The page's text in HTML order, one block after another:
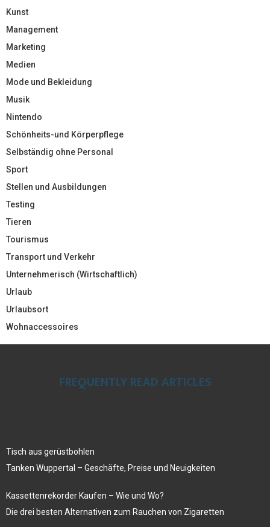
Kunst
Management
Marketing
Medien
Mode und Bekleidung
Musik
Nintendo
Schönheits-und Körperpflege
Selbständig ohne Personal
Sport
Stellen und Ausbildungen
Testing
Tieren
Tourismus
Transport und Verkehr
Unternehmerisch (Wirtschaftlich)
Urlaub
Urlaubsort
Wohnaccessoires
FREQUENTLY READ ARTICLES
Tisch aus gerüstbohlen
Tanken Wuppertal – Geschäfte, Preise und Neuigkeiten
Kassettenrekorder Kaufen – Wie und Wo?
Die drei besten Alternativen zum Rauchen von Zigaretten